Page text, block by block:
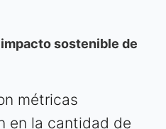
sostenible de
métricas
en la cantidad de